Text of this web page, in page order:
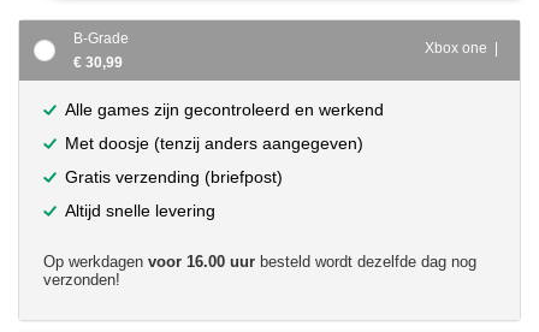
B-Grade
€ 30,99
Xbox one |
Alle games zijn gecontroleerd en werkend
Met doosje (tenzij anders aangegeven)
Gratis verzending (briefpost)
Altijd snelle levering
Op werkdagen voor 16.00 uur besteld wordt dezelfde dag nog
verzonden!